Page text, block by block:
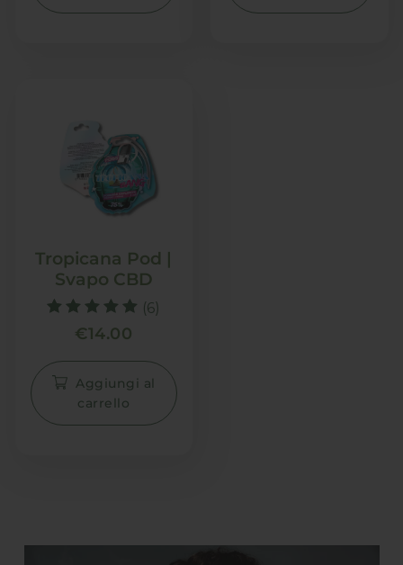
Tropicana Pod |
Svapo CBD
Valutato
5.00
su 5
(6)
€14.00
Aggiungi al
carrello